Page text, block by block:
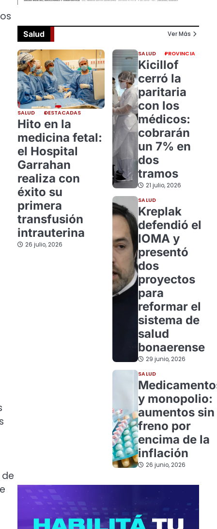
Salud Ver Más
SALUD DESTACADAS
Hito en la
medicina fetal:
el Hospital
Garrahan
realiza con
éxito su
primera
transfusión
intrauterina
26 julio, 2026
SALUD PROVINCIA
Kicillof
cerró la
paritaria
con los
médicos:
cobrarán
un 7% en
dos
tramos
21 julio, 2026
SALUD
Kreplak
defendió el
IOMA y
presentó
dos
proyectos
para
reformar el
sistema de
salud
bonaerense
29 junio, 2026
SALUD
y monopolio:
aumentos sin
freno por
encima de la
inflación
26 junio, 2026